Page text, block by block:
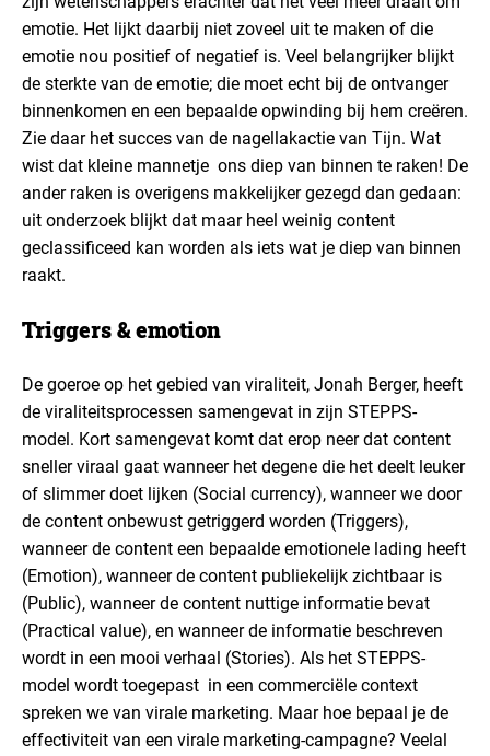
emotie. Het lijkt daarbij niet zoveel uit te maken of die
emotie nou positief of negatief is. Veel belangrijker blijkt
de sterkte van de emotie; die moet echt bij de ontvanger
binnenkomen en een bepaalde opwinding bij hem creëren.
Zie daar het succes van de nagellakactie van Tijn. Wat
wist dat kleine mannetje ons diep van binnen te raken! De
ander raken is overigens makkelijker gezegd dan gedaan:
uit onderzoek blijkt dat maar heel weinig content
geclassificeed kan worden als iets wat je diep van binnen
raakt.
Triggers & emotion
De goeroe op het gebied van viraliteit, Jonah Berger, heeft
de viraliteitsprocessen samengevat in zijn STEPPS-
model. Kort samengevat komt dat erop neer dat content
sneller viraal gaat wanneer het degene die het deelt leuker
of slimmer doet lijken (Social currency), wanneer we door
de content onbewust getriggerd worden (Triggers),
wanneer de content een bepaalde emotionele lading heeft
(Emotion), wanneer de content publiekelijk zichtbaar is
(Public), wanneer de content nuttige informatie bevat
(Practical value), en wanneer de informatie beschreven
wordt in een mooi verhaal (Stories). Als het STEPPS-
model wordt toegepast in een commerciële context
spreken we van virale marketing. Maar hoe bepaal je de
effectiviteit van een virale marketing-campagne? Veelal